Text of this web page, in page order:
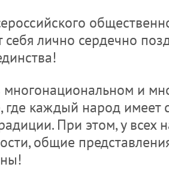
себя лично сердечно
и
где каждый народ
При этом, у всех
общие